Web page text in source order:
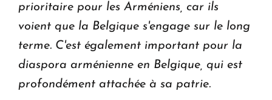
prioritaire pour les Arméniens, car ils
voient que la Belgique s'engage sur le long
terme. C'est également important pour la
diaspora arménienne en Belgique, qui est
profondément attachée à sa patrie.